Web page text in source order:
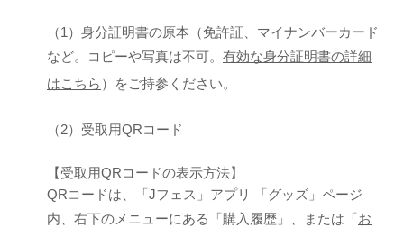
（1）身分証明書の原本（免許証、マイナンバーカード
など。コピーや写真は不可。 有効な身分証明書の詳細
はこちら ）をご持参ください。
（2）受取用QRコード
【受取用QRコードの表示方法】
QRコードは、「Jフェス」アプリ 「グッズ」ページ
内、右下のメニューにある「購入履歴」、または「お